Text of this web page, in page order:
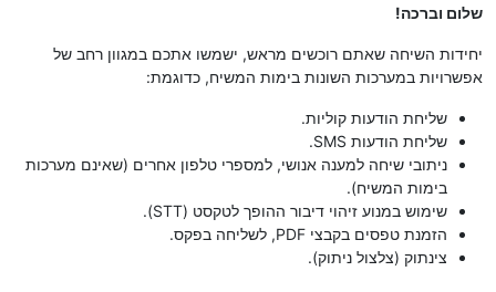
שלום וברכה!
יחידות השיחה שאתם רוכשים מראש, ישמשו אתכם במגוון רחב של
אפשרויות במערכות השונות בימות המשיח, כדוגמת:
שליחת הודעות קוליות.
שליחת הודעות SMS.
ניתובי שיחה למענה אנושי, למספרי טלפון אחרים (שאינם מערכות
בימות המשיח).
שימוש במנוע זיהוי דיבור ההופך לטקסט (STT).
הזמנת טפסים בקבצי PDF, לשליחה בפקס.
צינתוק (צלצול ניתוק).